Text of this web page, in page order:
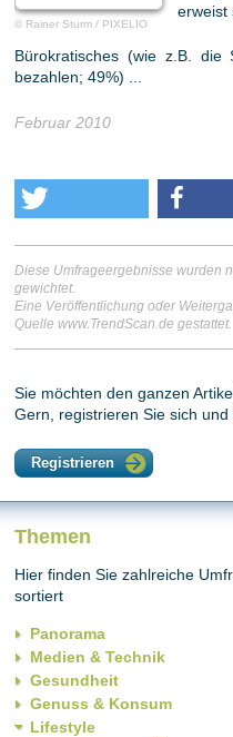
© Rainer Sturm / PIXELIO
erweist
Bürokratisches (wie z.B. die
bezahlen; 49%) ...
Februar 2010
Diese Umfrageergebnisse wurden
gewichtet.
Eine Veröffentlichung oder
Quelle www.TrendScan.de gestattet.
Sie möchten den ganzen
Gern, registrieren Sie sich
Registrieren
Themen
Hier finden Sie zahlreiche
sortiert
Panorama
Medien & Technik
Gesundheit
Genuss & Konsum
Lifestyle